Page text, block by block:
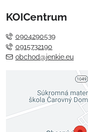
KOICentrum
0904290539
0915732190
obchod@jenkie.eu
Externý
Voľbami
Prajete si načítať